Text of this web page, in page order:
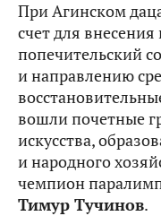
При Агинском
счет для
попечительский
и направлению
вошли почетные
искусства,
и народного
чемпион
Тимур Тучинов.